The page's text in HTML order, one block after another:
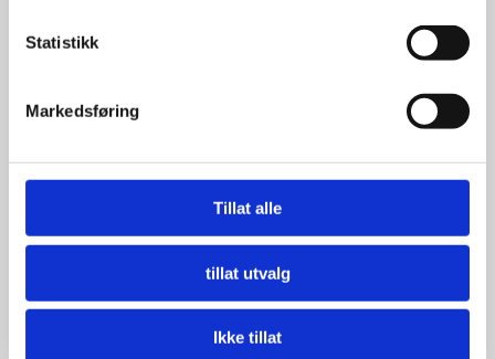
Statistikk
Markedsføring
Tillat alle
tillat utvalg
Ikke tillat